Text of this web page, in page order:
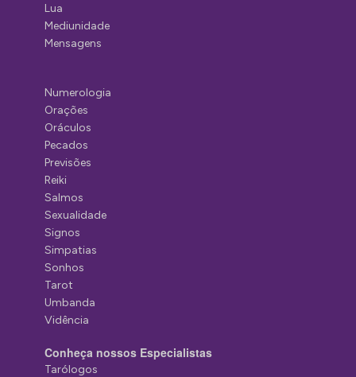
Lua
Mediunidade
Mensagens
Numerologia
Orações
Oráculos
Pecados
Previsões
Reiki
Salmos
Sexualidade
Signos
Simpatias
Sonhos
Tarot
Umbanda
Vidência
Conheça nossos Especialistas
Tarólogos